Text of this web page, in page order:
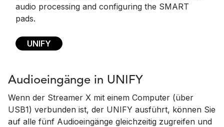
audio processing and configuring the SMART
pads.
UNIFY
Audioeingänge in UNIFY
Wenn der Streamer X mit einem Computer (über
USB1) verbunden ist, der UNIFY ausführt, können Sie
auf alle fünf Audioeingänge gleichzeitig zugreifen und